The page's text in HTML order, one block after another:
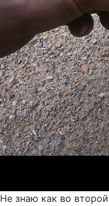
Не знаю как во